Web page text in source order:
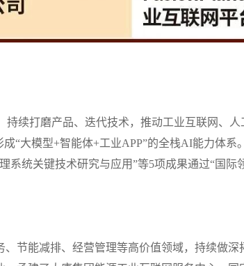
持续打磨产品、迭代技术，推动工业互联网、
“大模型+智能体+工业APP”的全栈AI能力体系
系统关键技术研究与应用”等5项成果通过“国际
、节能减排、经营管理等高价值领域，持续做深